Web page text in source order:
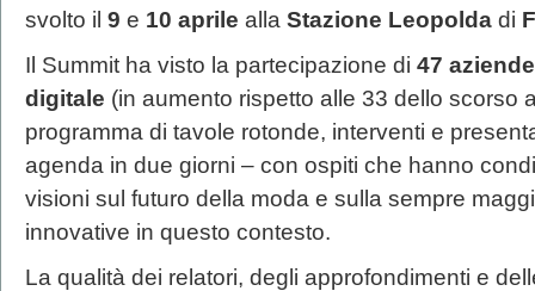
svolto il 9 e 10 aprile alla Stazione Leopolda di
Il Summit ha visto la partecipazione di 47
digitale (in aumento rispetto alle 33 dello scorso
programma di tavole rotonde, interventi e
agenda in due giorni – con ospiti che hanno
visioni sul futuro della moda e sulla sempre
innovative in questo contesto.
La qualità dei relatori, degli approfondimenti e